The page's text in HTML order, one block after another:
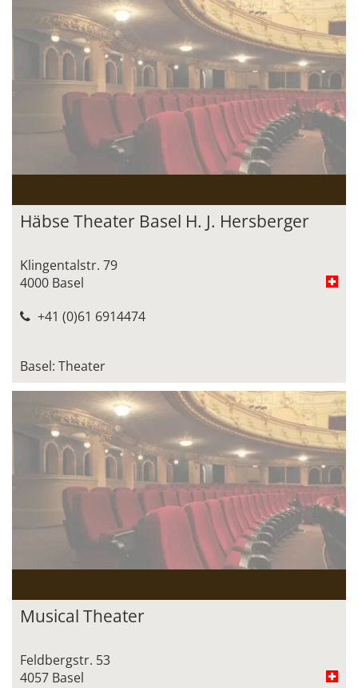
Häbse Theater Basel H. J. Hersberger
Klingentalstr. 79
4000 Basel
+41 (0)61 6914474
Basel: Theater
Musical Theater
Feldbergstr. 53
4057 Basel